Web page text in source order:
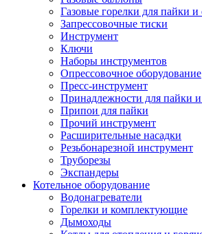
Газовые горелки для пайки и
Запрессовочные тиски
Инструмент
Ключи
Наборы инструментов
Опрессовочное оборудование
Пресс-инструмент
Принадлежности для пайки и
Припои для пайки
Прочий инструмент
Расширительные насадки
Резьбонарезной инструмент
Труборезы
Экспандеры
Котельное оборудование
Водонагреватели
Горелки и комплектующие
Дымоходы